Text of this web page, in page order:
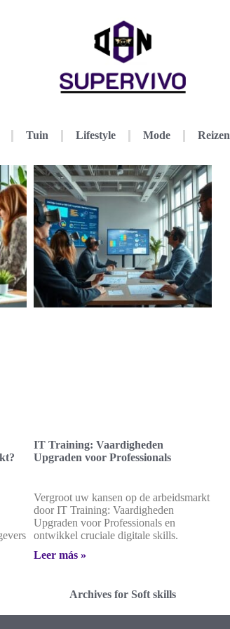
Tuin Lifestyle Mode Reizen
IT Training: Vaardigheden
Upgraden voor Professionals
Vergroot uw kansen op de arbeidsmarkt
door IT Training: Vaardigheden
Upgraden voor Professionals en
ontwikkel cruciale digitale skills.
Leer más »
Archives for Soft skills